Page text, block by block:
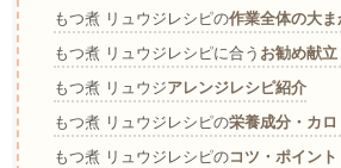
もつ煮 リュウジレシピの作業全体の大
もつ煮 リュウジレシピに合う お勧め献
もつ煮 リュウジアレンジレシピ紹介
もつ煮 リュウジレシピの栄養成分・カ
もつ煮 リュウジレシピのコツ・ポイント